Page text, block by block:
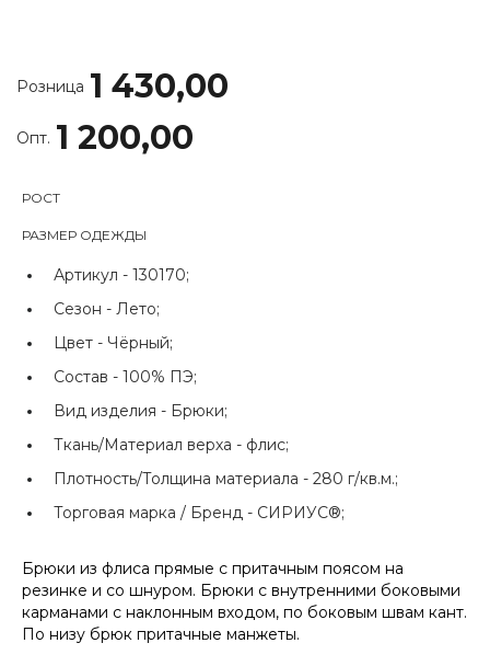
Розница 1 430,00
Опт. 1 200,00
РОСТ
РАЗМЕР ОДЕЖДЫ
Артикул - 130170;
Сезон - Лето;
Цвет - Чёрный;
Состав - 100% ПЭ;
Вид изделия - Брюки;
Ткань/Материал верха - флис;
Плотность/Толщина материала - 280 г/кв.м.;
Торговая марка / Бренд - СИРИУС®;
Брюки из флиса прямые с притачным поясом на
резинке и со шнуром. Брюки с внутренними боковыми
карманами с наклонным входом, по боковым швам кант.
По низу брюк притачные манжеты.